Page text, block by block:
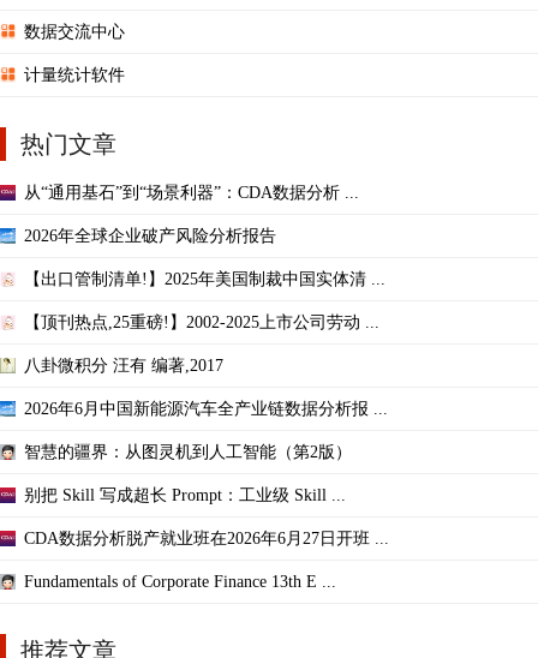
数据交流中心
计量统计软件
热门文章
从“通用基石”到“场景利器”：CDA数据分析 ...
2026年全球企业破产风险分析报告
【出口管制清单!】2025年美国制裁中国实体清 ...
【顶刊热点,25重磅!】2002-2025上市公司劳动 ...
八卦微积分 汪有 编著,2017
2026年6月中国新能源汽车全产业链数据分析报 ...
智慧的疆界：从图灵机到人工智能（第2版）
别把 Skill 写成超长 Prompt：工业级 Skill ...
CDA数据分析脱产就业班在2026年6月27日开班 ...
Fundamentals of Corporate Finance 13th E ...
推荐文章